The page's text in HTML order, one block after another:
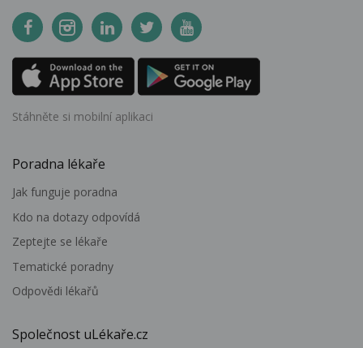
Stáhněte si mobilní aplikaci
Poradna lékaře
Jak funguje poradna
Kdo na dotazy odpovídá
Zeptejte se lékaře
Tematické poradny
Odpovědi lékařů
Společnost uLékaře.cz